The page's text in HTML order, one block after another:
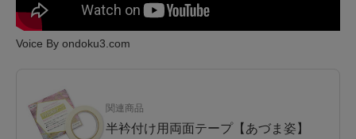
Voice By ondoku3.com
関連商品
半衿付け用両面テープ【あづま姿】